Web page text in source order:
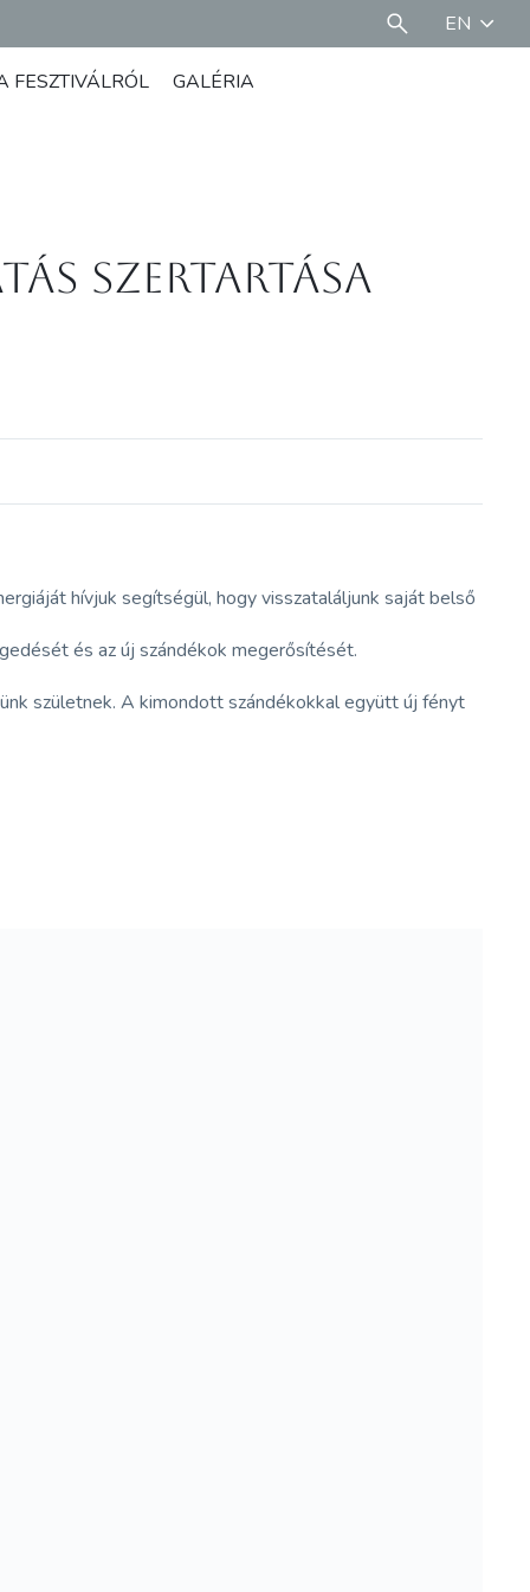
EN
FESZTIVÁLRÓL GALÉRIA
Szertartása
hívjuk segítségül, hogy visszataláljunk saját belső
és az új szándékok megerősítését.
születnek. A kimondott szándékokkal együtt új fényt